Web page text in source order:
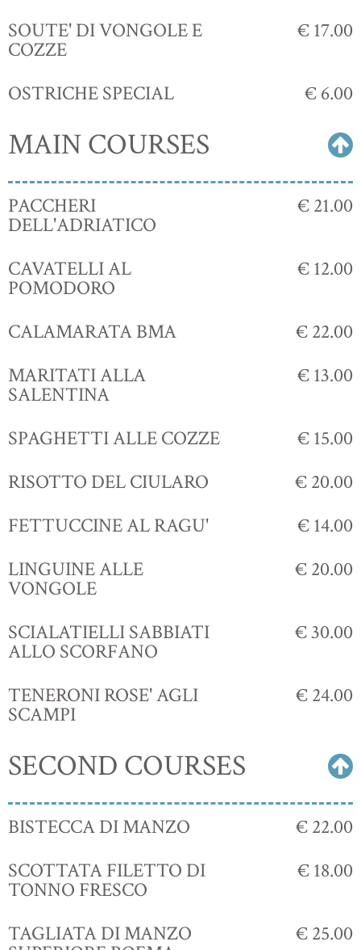
SOUTE' DI VONGOLE E
COZZE
€ 17.00
OSTRICHE SPECIAL € 6.00
MAIN COURSES
PACCHERI
DELL'ADRIATICO
€ 21.00
CAVATELLI AL
POMODORO
€ 12.00
CALAMARATA BMA
€ 22.00
MARITATI ALLA
SALENTINA
€ 13.00
SPAGHETTI ALLE COZZE
€ 15.00
RISOTTO DEL CIULARO
€ 20.00
FETTUCCINE AL RAGU'
€ 14.00
LINGUINE ALLE
VONGOLE
€ 20.00
SCIALATIELLI SABBIATI
ALLO SCORFANO
€ 30.00
TENERONI ROSE' AGLI
SCAMPI
€ 24.00
SECOND COURSES
BISTECCA DI MANZO
€ 22.00
SCOTTATA FILETTO DI
TONNO FRESCO
€ 18.00
TAGLIATA DI MANZO € 25.00